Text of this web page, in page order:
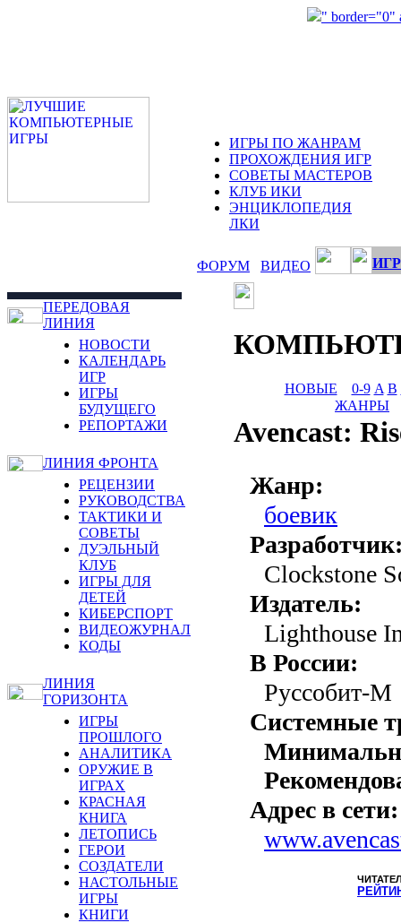
" border="0"
ИГРЫ ПО ЖАНРАМ
ПРОХОЖДЕНИЯ ИГР
СОВЕТЫ МАСТЕРОВ
КЛУБ ИКИ
ЭНЦИКЛОПЕДИЯ
ЛКИ
ФОРУМ ВИДЕО
ПЕРЕДОВАЯ
ЛИНИЯ
НОВОСТИ
КАЛЕНДАРЬ
ИГР
ИГРЫ
БУДУЩЕГО
РЕПОРТАЖИ
ЛИНИЯ ФРОНТА
РЕЦЕНЗИИ
РУКОВОДСТВА
ТАКТИКИ И
СОВЕТЫ
ДУЭЛЬНЫЙ
КЛУБ
ИГРЫ ДЛЯ
ДЕТЕЙ
КИБЕРСПОРТ
ВИДЕОЖУРНАЛ
КОДЫ
ЛИНИЯ
ГОРИЗОНТА
ИГРЫ
ПРОШЛОГО
АНАЛИТИКА
ОРУЖИЕ В
ИГРАХ
КРАСНАЯ
КНИГА
ЛЕТОПИСЬ
ГЕРОИ
СОЗДАТЕЛИ
НАСТОЛЬНЫЕ
ИГРЫ
КНИГИ
НОВЫЕ 0-9 A B
ЖАНРЫ
Avencast:
Жанр:
боевик
Clockstone
Издатель:
Lighthouse
В России:
Руссобит-М
Системные
Адрес в сети: